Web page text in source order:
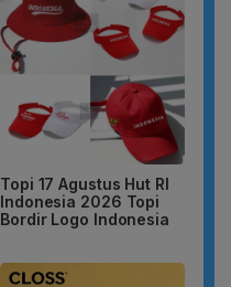
Topi 17 Agustus Hut RI
Indonesia 2026 Topi
Bordir Logo Indonesia